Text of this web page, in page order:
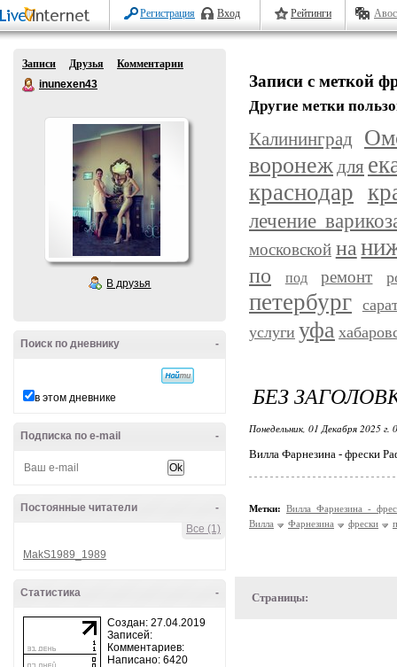
Регистрация Вход Рейтинги
Записи Друзья
Комментарии
inunexen43
В друзья
-
Поиск по дневнику
в этом дневнике
-
Подписка по e-mail
-
Постоянные читатели
Все (1)
MakS1989_1989
-
Статистика
Создан: 27.04.2019
Записей:
Комментариев:
Написано: 6420
Записи с меткой
Другие метки
Калининград
воронеждля
краснодар
лечение
московской на
по под ремонт
петербург
услуги уфа
БЕЗ
Понедельник, 01 Декабря 2025 г.
Вилла Фарнезина - фрески
Метки: Вилла Фарнезина -
Вилла
Фарнезина фрески
Страницы: